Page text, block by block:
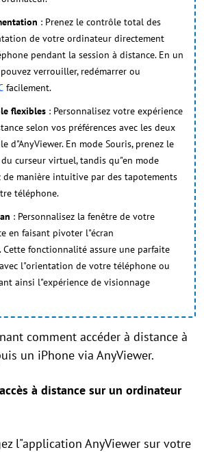
: Prenez le contrôle total des
de votre ordinateur directement
pendant la session à distance. En un
verrouiller, redémarrer ou
facilement.
flexibles : Personnalisez votre expérience
selon vos préférences avec les deux
d"AnyViewer. En mode Souris, prenez le
curseur virtuel, tandis qu"en mode
de manière intuitive par des tapotements
téléphone.
: Personnalisez la fenêtre de votre
en faisant pivoter l"écran
Cette fonctionnalité assure une parfaite
l"orientation de votre téléphone ou
ainsi l"expérience de visionnage
comment accéder à distance à
un iPhone via AnyViewer.
à distance sur un ordinateur
l"application AnyViewer sur votre